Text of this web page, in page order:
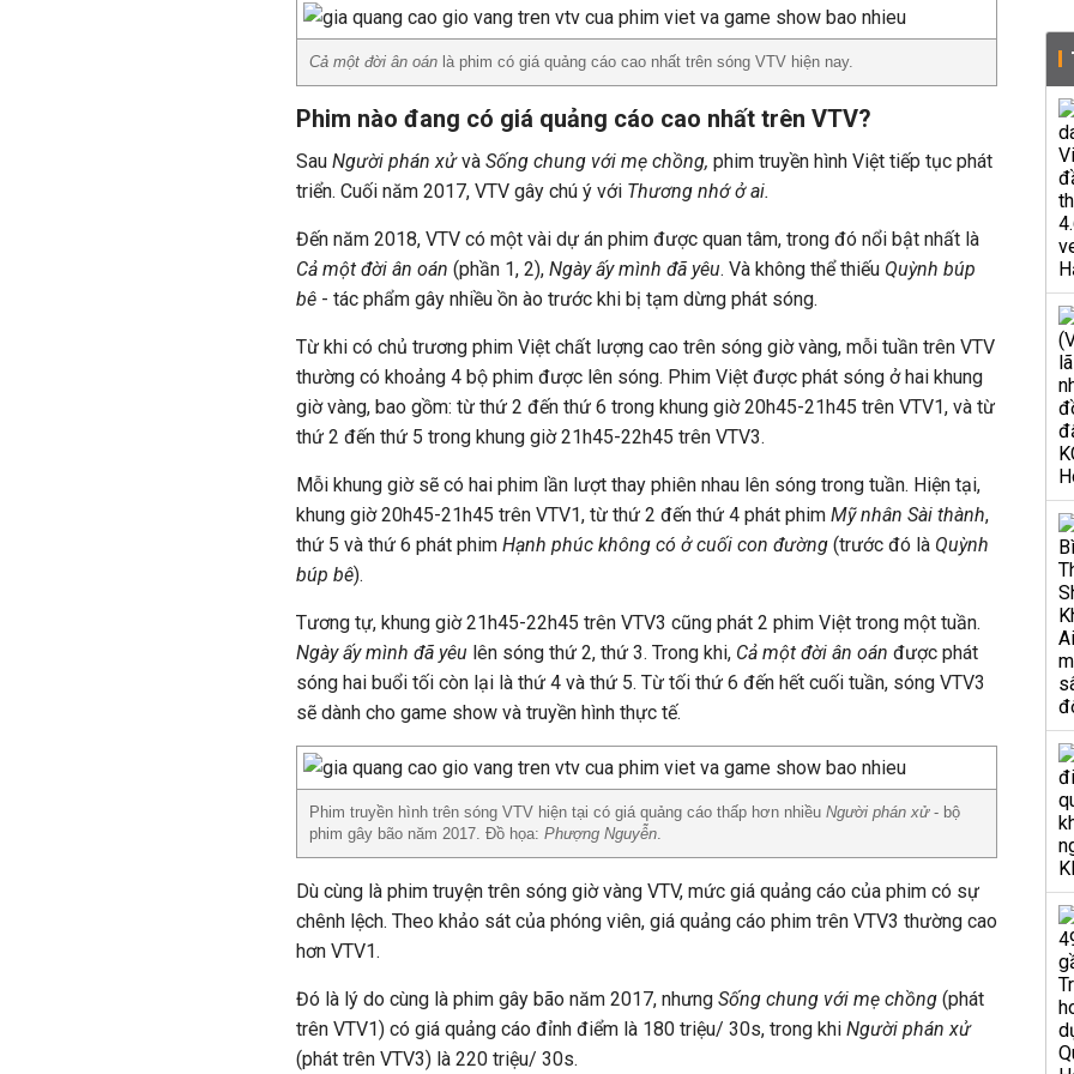
Cả một đời ân oán là phim có giá quảng cáo cao nhất trên sóng VTV hiện nay.
Phim nào đang có giá quảng cáo cao nhất trên VTV?
Sau Người phán xửvà Sống chung với mẹ chồng, phim truyền hình Việt tiếp tục phát
triển. Cuối năm 2017, VTV gây chú ý với Thương nhớ ở ai.
Đến năm 2018, VTV có một vài dự án phim được quan tâm, trong đó nổi bật nhất là
Cả một đời ân oán (phần 1, 2), Ngày ấy mình đã yêu. Và không thể thiếu Quỳnh búp
bê - tác phẩm gây nhiều ồn ào trước khi bị tạm dừng phát sóng.
Từ khi có chủ trương phim Việt chất lượng cao trên sóng giờ vàng, mỗi tuần trên VTV
thường có khoảng 4 bộ phim được lên sóng. Phim Việt được phát sóng ở hai khung
giờ vàng, bao gồm: từ thứ 2 đến thứ 6 trong khung giờ 20h45-21h45 trên VTV1, và từ
thứ 2 đến thứ 5 trong khung giờ 21h45-22h45 trên VTV3.
Mỗi khung giờ sẽ có hai phim lần lượt thay phiên nhau lên sóng trong tuần. Hiện tại,
khung giờ 20h45-21h45 trên VTV1, từ thứ 2 đến thứ 4 phát phim Mỹ nhân Sài thành,
thứ 5 và thứ 6 phát phim Hạnh phúc không có ở cuối con đường (trước đó là Quỳnh
búp bê).
Tương tự, khung giờ 21h45-22h45 trên VTV3 cũng phát 2 phim Việt trong một tuần.
Ngày ấy mình đã yêu lên sóng thứ 2, thứ 3. Trong khi, Cả một đời ân oán được phát
sóng hai buổi tối còn lại là thứ 4 và thứ 5. Từ tối thứ 6 đến hết cuối tuần, sóng VTV3
sẽ dành cho game show và truyền hình thực tế.
Phim truyền hình trên sóng VTV hiện tại có giá quảng cáo thấp hơn nhiều Người phán xử- bộ
phim gây bão năm 2017. Đồ họa: Phượng Nguyễn.
Dù cùng là phim truyện trên sóng giờ vàng VTV, mức giá quảng cáo của phim có sự
chênh lệch. Theo khảo sát của phóng viên, giá quảng cáo phim trên VTV3 thường cao
hơn VTV1.
Đó là lý do cùng là phim gây bão năm 2017, nhưng Sống chung với mẹ chồng (phát
trên VTV1) có giá quảng cáo đỉnh điểm là 180 triệu/ 30s, trong khi Người phán xử
(phát trên VTV3) là 220 triệu/ 30s.